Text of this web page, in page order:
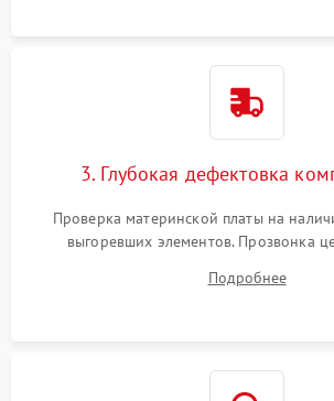
3. Глубокая дефектовка
Проверка материнской платы на
выгоревших элементов. Прозвонка
тестирование приводных моторов
всасывания. Оценка состояния
Подробнее